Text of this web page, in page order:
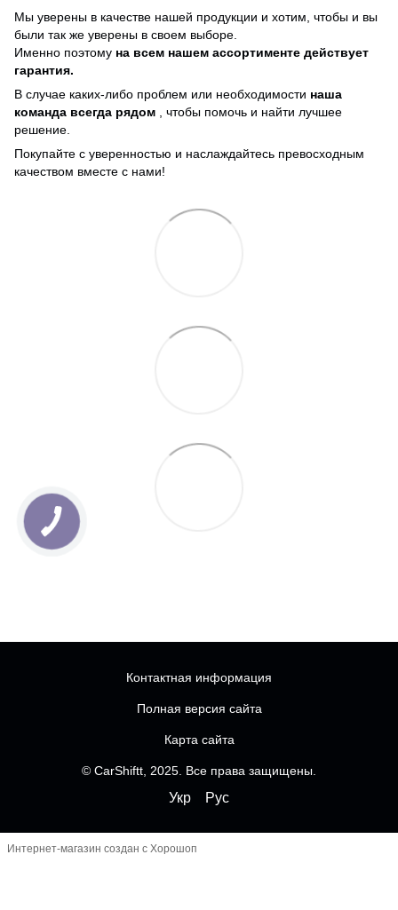
Мы уверены в качестве нашей продукции и хотим, чтобы и вы
были так же уверены в своем выборе.
Именно поэтому на всем нашем ассортименте действует
гарантия.
В случае каких-либо проблем или необходимости наша
команда всегда рядом , чтобы помочь и найти лучшее
решение.
Покупайте с уверенностью и наслаждайтесь превосходным
качеством вместе с нами!
Контактная информация
Полная версия сайта
Карта сайта
© CarShiftt, 2025. Все права защищены.
Укр Рус
Интернет-магазин создан с Хорошоп